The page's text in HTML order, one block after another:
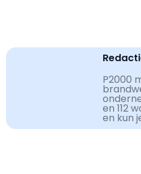
P2000
en 112
en kun